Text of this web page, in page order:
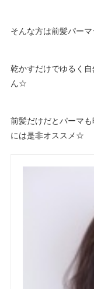
そんな方は前髪パー
乾かすだけでゆるく
ん☆
前髪だけだとパーマ
には是非オススメ☆